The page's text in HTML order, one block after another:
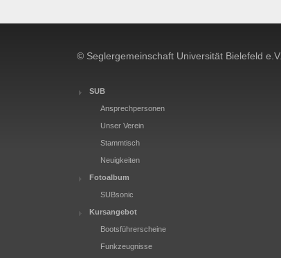
© Seglergemeinschaft Universität Bielefeld e.V.
SUB
Ansprechpersonen
Unser Verein
Stammtisch
Neuigkeiten
Fotoalbum
SUBsonic
Kursangebot
Bootsführerscheine
Funkzeugnisse